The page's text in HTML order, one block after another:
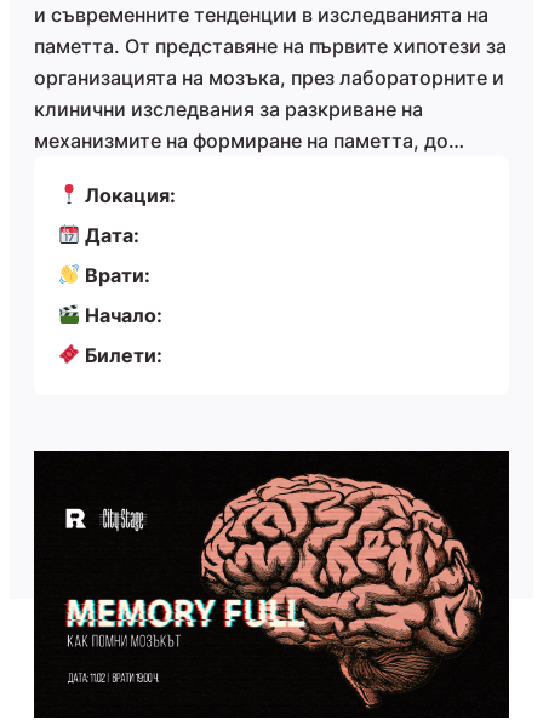
и съвременните тенденции в изследванията на
паметта. От представяне на първите хипотези за
организацията на мозъка, през лабораторните и
клинични изследвания за разкриване на
механизмите на формиране на паметта, до…
Локация:
Дата:
Врати:
Начало:
Билети: